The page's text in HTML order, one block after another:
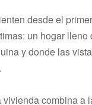
desde el
un hogar lleno
y donde las
combina a